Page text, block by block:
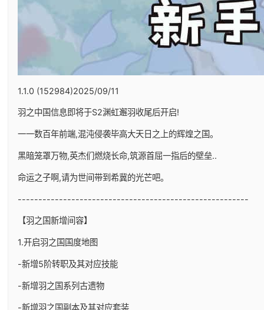
1.1.0 (152984)2025/09/11
羽之中国信息即将于S2渊虹邂羽收尾后开启!
一一数百年前端,混沌侵袭毕高大天日之上的辉煌之国。
黑暗笼罩万物,英杰们燃烧长命,筑源首屈一指后的壁垒..
命运之子啊,请为世间带到希冀的光芒吧。
--------------------------------------------------------
【羽之国新增间容】
1.开启羽之国国度地图
-新增5阶转职及其对应技能
-新增羽之国系列古遗物
-新增羽之国副本及其对应套装